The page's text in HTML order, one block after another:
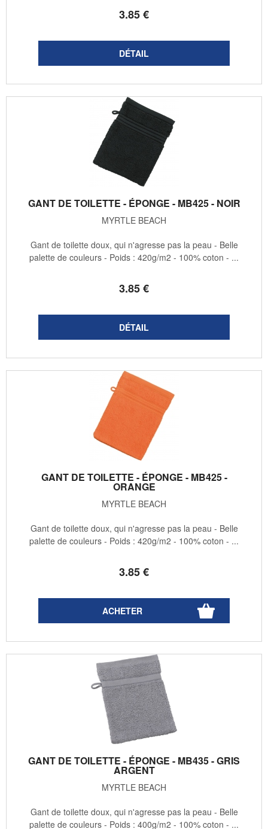
3.85€
GANT DE TOILETTE - ÉPONGE - MB425 - NOIR
MYRTLE BEACH
3.85€
Gant de toilette doux, qui n'agresse pas la peau - Belle
palette de couleurs - Poids : 420g/m2 - 100% coton - ...
GANT DE TOILETTE - ÉPONGE - MB425 -
ORANGE
MYRTLE BEACH
3.85€
Gant de toilette doux, qui n'agresse pas la peau - Belle
palette de couleurs - Poids : 420g/m2 - 100% coton - ...
GANT DE TOILETTE - ÉPONGE - MB435 - GRIS
ARGENT
MYRTLE BEACH
Gant de toilette doux, qui n'agresse pas la peau - Belle
palette de couleurs - Poids : 400g/m2 - 100% coton - ...